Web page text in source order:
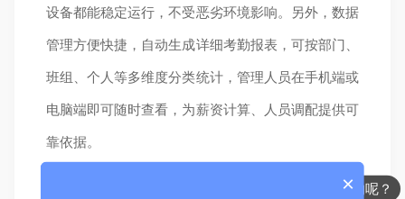
设备都能稳定运行，不受恶劣环境影响。另外，数据
管理方便快捷，自动生成详细考勤报表，可按部门、
班组、个人等多维度分类统计，管理人员在手机端或
电脑端即可随时查看，为薪资计算、人员调配提供可
靠依据。
你们是怎么收费的呢？
×